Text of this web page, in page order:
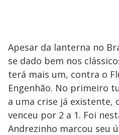
Apesar da lanterna no
se dado bem nos
terá mais um, contra o
Engenhão. No primeiro
a uma crise já existente,
venceu por 2 a 1. Foi
Andrezinho marcou seu